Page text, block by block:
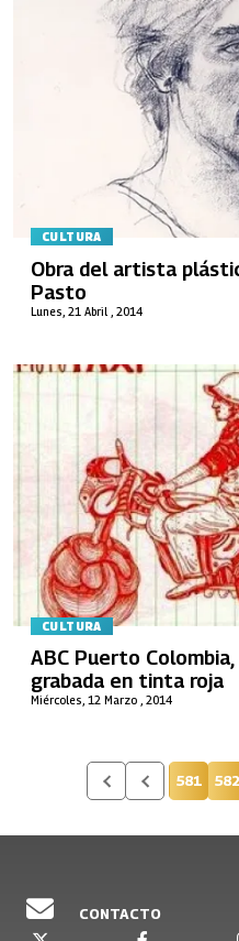
CULTURA
Lunes, 21 Abril , 2014
Obra del artista
Pasto
CULTURA
Miércoles, 12 Marzo , 2014
ABC Puerto
grabada en tinta roja
Página
581 582
CONTACTO